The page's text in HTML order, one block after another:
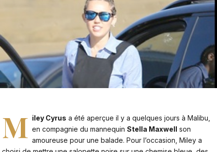
M iley Cyrus a été aperçue il y a quelques jours à Malibu,
en compagnie du mannequinStella Maxwell son
amoureuse pour une balade. Pour l’occasion, Miley a